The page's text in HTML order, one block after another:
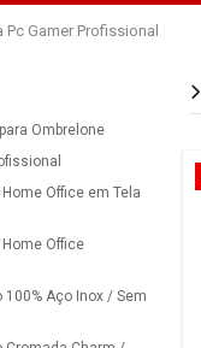
Pc Gamer Profissional
Ombrelone
Office em Tela
Office
Aço Inox / Sem